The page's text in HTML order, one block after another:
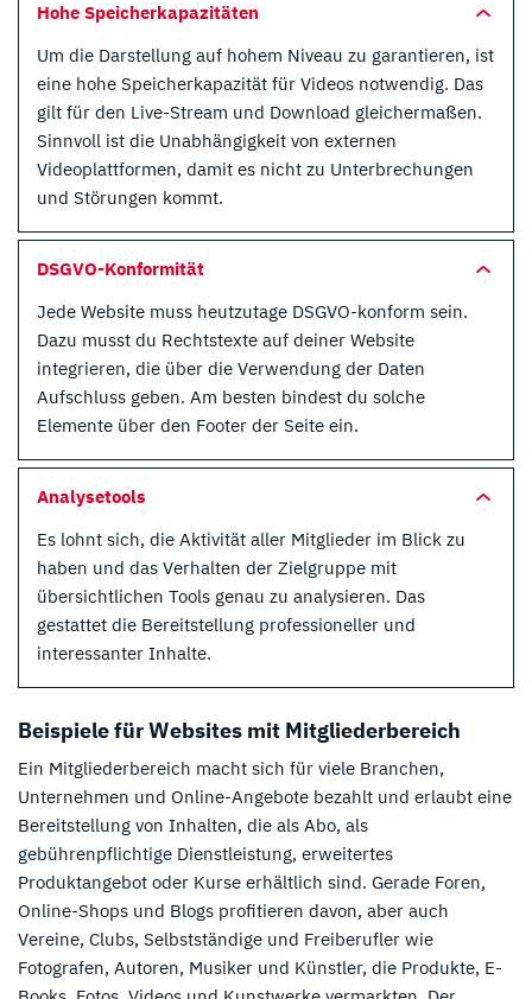
Hohe Speicherkapazitäten
Um die Darstellung auf hohem Niveau zu garantieren, ist
eine hohe Speicherkapazität für Videos notwendig. Das
gilt für den Live-Stream und Download gleichermaßen.
Sinnvoll ist die Unabhängigkeit von externen
Videoplattformen, damit es nicht zu Unterbrechungen
und Störungen kommt.
DSGVO-Konformität
Jede Website muss heutzutage DSGVO-konform sein.
Dazu musst du Rechtstexte auf deiner Website
integrieren, die über die Verwendung der Daten
Aufschluss geben. Am besten bindest du solche
Elemente über den Footer der Seite ein.
Analysetools
Es lohnt sich, die Aktivität aller Mitglieder im Blick zu
haben und das Verhalten der Zielgruppe mit
übersichtlichen Tools genau zu analysieren. Das
gestattet die Bereitstellung professioneller und
interessanter Inhalte.
Beispiele für Websites mit Mitgliederbereich
Ein Mitgliederbereich macht sich für viele Branchen,
Unternehmen und Online-Angebote bezahlt und erlaubt eine
Bereitstellung von Inhalten, die als Abo, als
gebührenpflichtige Dienstleistung, erweitertes
Produktangebot oder Kurse erhältlich sind. Gerade Foren,
Online-Shops und Blogs profitieren davon, aber auch
Vereine, Clubs, Selbstständige und Freiberufler wie
Fotografen, Autoren, Musiker und Künstler, die Produkte, E-